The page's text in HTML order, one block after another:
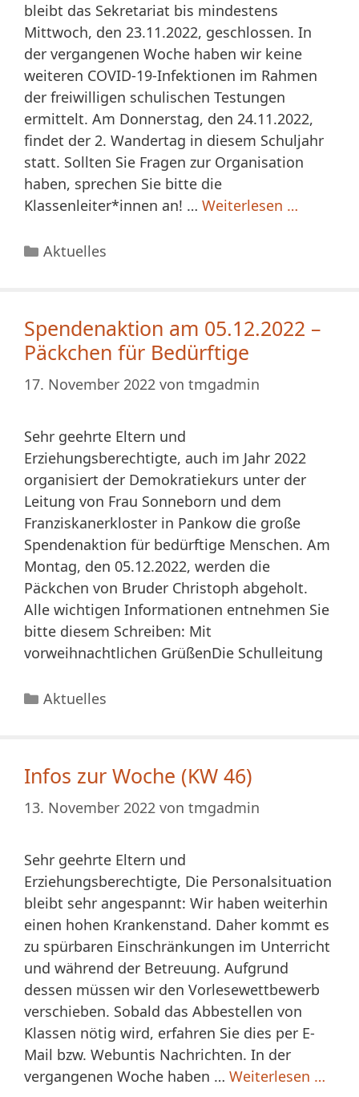
bleibt das Sekretariat bis mindestens
Mittwoch, den 23.11.2022, geschlossen. In
der vergangenen Woche haben wir keine
weiteren COVID-19-Infektionen im Rahmen
der freiwilligen schulischen Testungen
ermittelt. Am Donnerstag, den 24.11.2022,
findet der 2. Wandertag in diesem Schuljahr
statt. Sollten Sie Fragen zur Organisation
haben, sprechen Sie bitte die
Klassenleiter*innen an! … Weiterlesen …
Kategorien
Aktuelles
Spendenaktion am 05.12.2022 –
Päckchen für Bedürftige
17. November 2022 von tmgadmin
Sehr geehrte Eltern und
Erziehungsberechtigte, auch im Jahr 2022
organisiert der Demokratiekurs unter der
Leitung von Frau Sonneborn und dem
Franziskanerkloster in Pankow die große
Spendenaktion für bedürftige Menschen. Am
Montag, den 05.12.2022, werden die
Päckchen von Bruder Christoph abgeholt.
Alle wichtigen Informationen entnehmen Sie
bitte diesem Schreiben: Mit
vorweihnachtlichen GrüßenDie Schulleitung
Kategorien
Aktuelles
Infos zur Woche (KW 46)
13. November 2022 von tmgadmin
Sehr geehrte Eltern und
Erziehungsberechtigte, Die Personalsituation
bleibt sehr angespannt: Wir haben weiterhin
einen hohen Krankenstand. Daher kommt es
zu spürbaren Einschränkungen im Unterricht
und während der Betreuung. Aufgrund
dessen müssen wir den Vorlesewettbewerb
verschieben. Sobald das Abbestellen von
Klassen nötig wird, erfahren Sie dies per E-
Mail bzw. Webuntis Nachrichten. In der
vergangenen Woche haben … Weiterlesen …